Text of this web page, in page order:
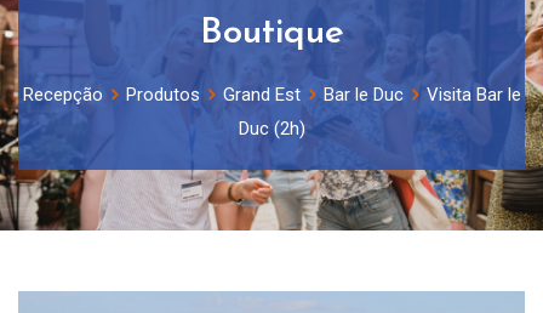
Boutique
Recepção Produtos Grand Est Bar le Duc
Visita Bar le
Duc (2h)